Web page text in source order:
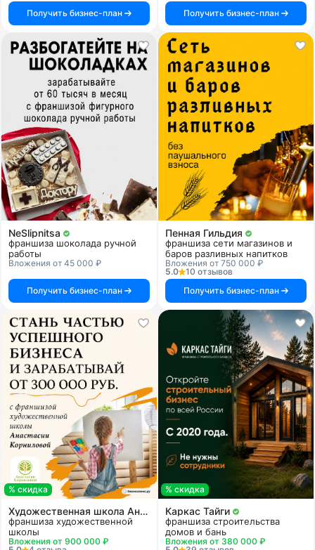
Получить бизнес-план
Получить бизнес-план
NeSlipnitsa
франшиза шоколада ручной
работы
Вложения от 45 000 ₽
Получить бизнес-план
Пенная Гильдия
франшиза сети магазинов и
баров разливных напитков
Вложения от 750 000 ₽
5.0
10 отзывов
Получить бизнес-план
% скидка
Художественная школа Анастасии Корниловой
франшиза художественной
школы
Вложения от 900 000 ₽
% скидка
Каркас Тайги
франшиза строительства
домов и бань
Вложения от 380 000 ₽